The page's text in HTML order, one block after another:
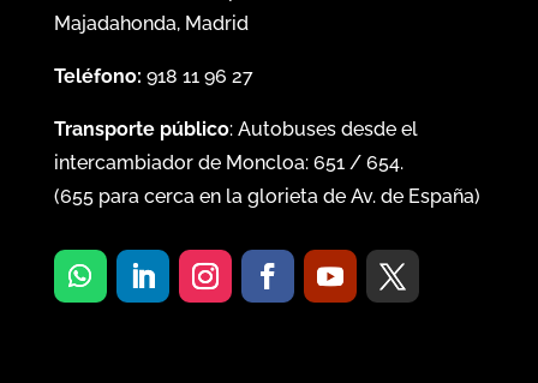
Majadahonda, Madrid
Teléfono: 918 11 96 27
Transporte público: Autobuses desde el
intercambiador de Moncloa: 651/ 654.
(655para cerca en la glorieta de Av. de España)